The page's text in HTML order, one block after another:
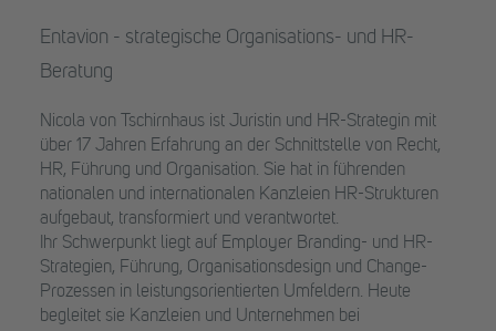
Entavion - strategische Organisations- und HR-
Beratung
Nicola von Tschirnhaus ist Juristin und HR-Strategin mit
über 17 Jahren Erfahrung an der Schnittstelle von Recht,
HR, Führung und Organisation. Sie hat in führenden
nationalen und internationalen Kanzleien HR-Strukturen
aufgebaut, transformiert und verantwortet.
Ihr Schwerpunkt liegt auf Employer Branding- und HR-
Strategien, Führung, Organisationsdesign und Change-
Prozessen in leistungsorientierten Umfeldern. Heute
begleitet sie Kanzleien und Unternehmen bei